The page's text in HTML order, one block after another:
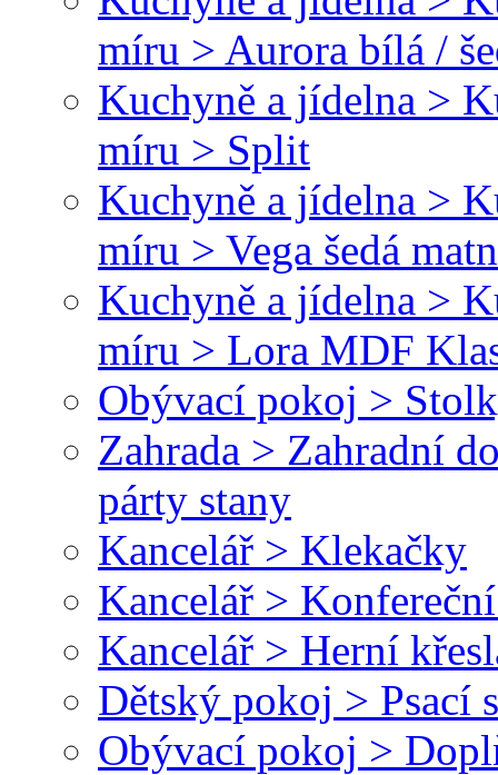
míru > Aurora bílá /
Kuchyně a jídelna >
míru > Split
Kuchyně a jídelna >
míru > Vega šedá
Kuchyně a jídelna >
míru > Lora MDF
Obývací pokoj >
Zahrada > Zahradní
párty stany
Kancelář > Klekačky
Kancelář >
Kancelář > Herní
Dětský pokoj > Psací
Obývací pokoj >